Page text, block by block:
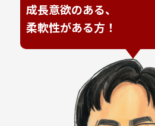
成長意欲のある、
柔軟性がある方！